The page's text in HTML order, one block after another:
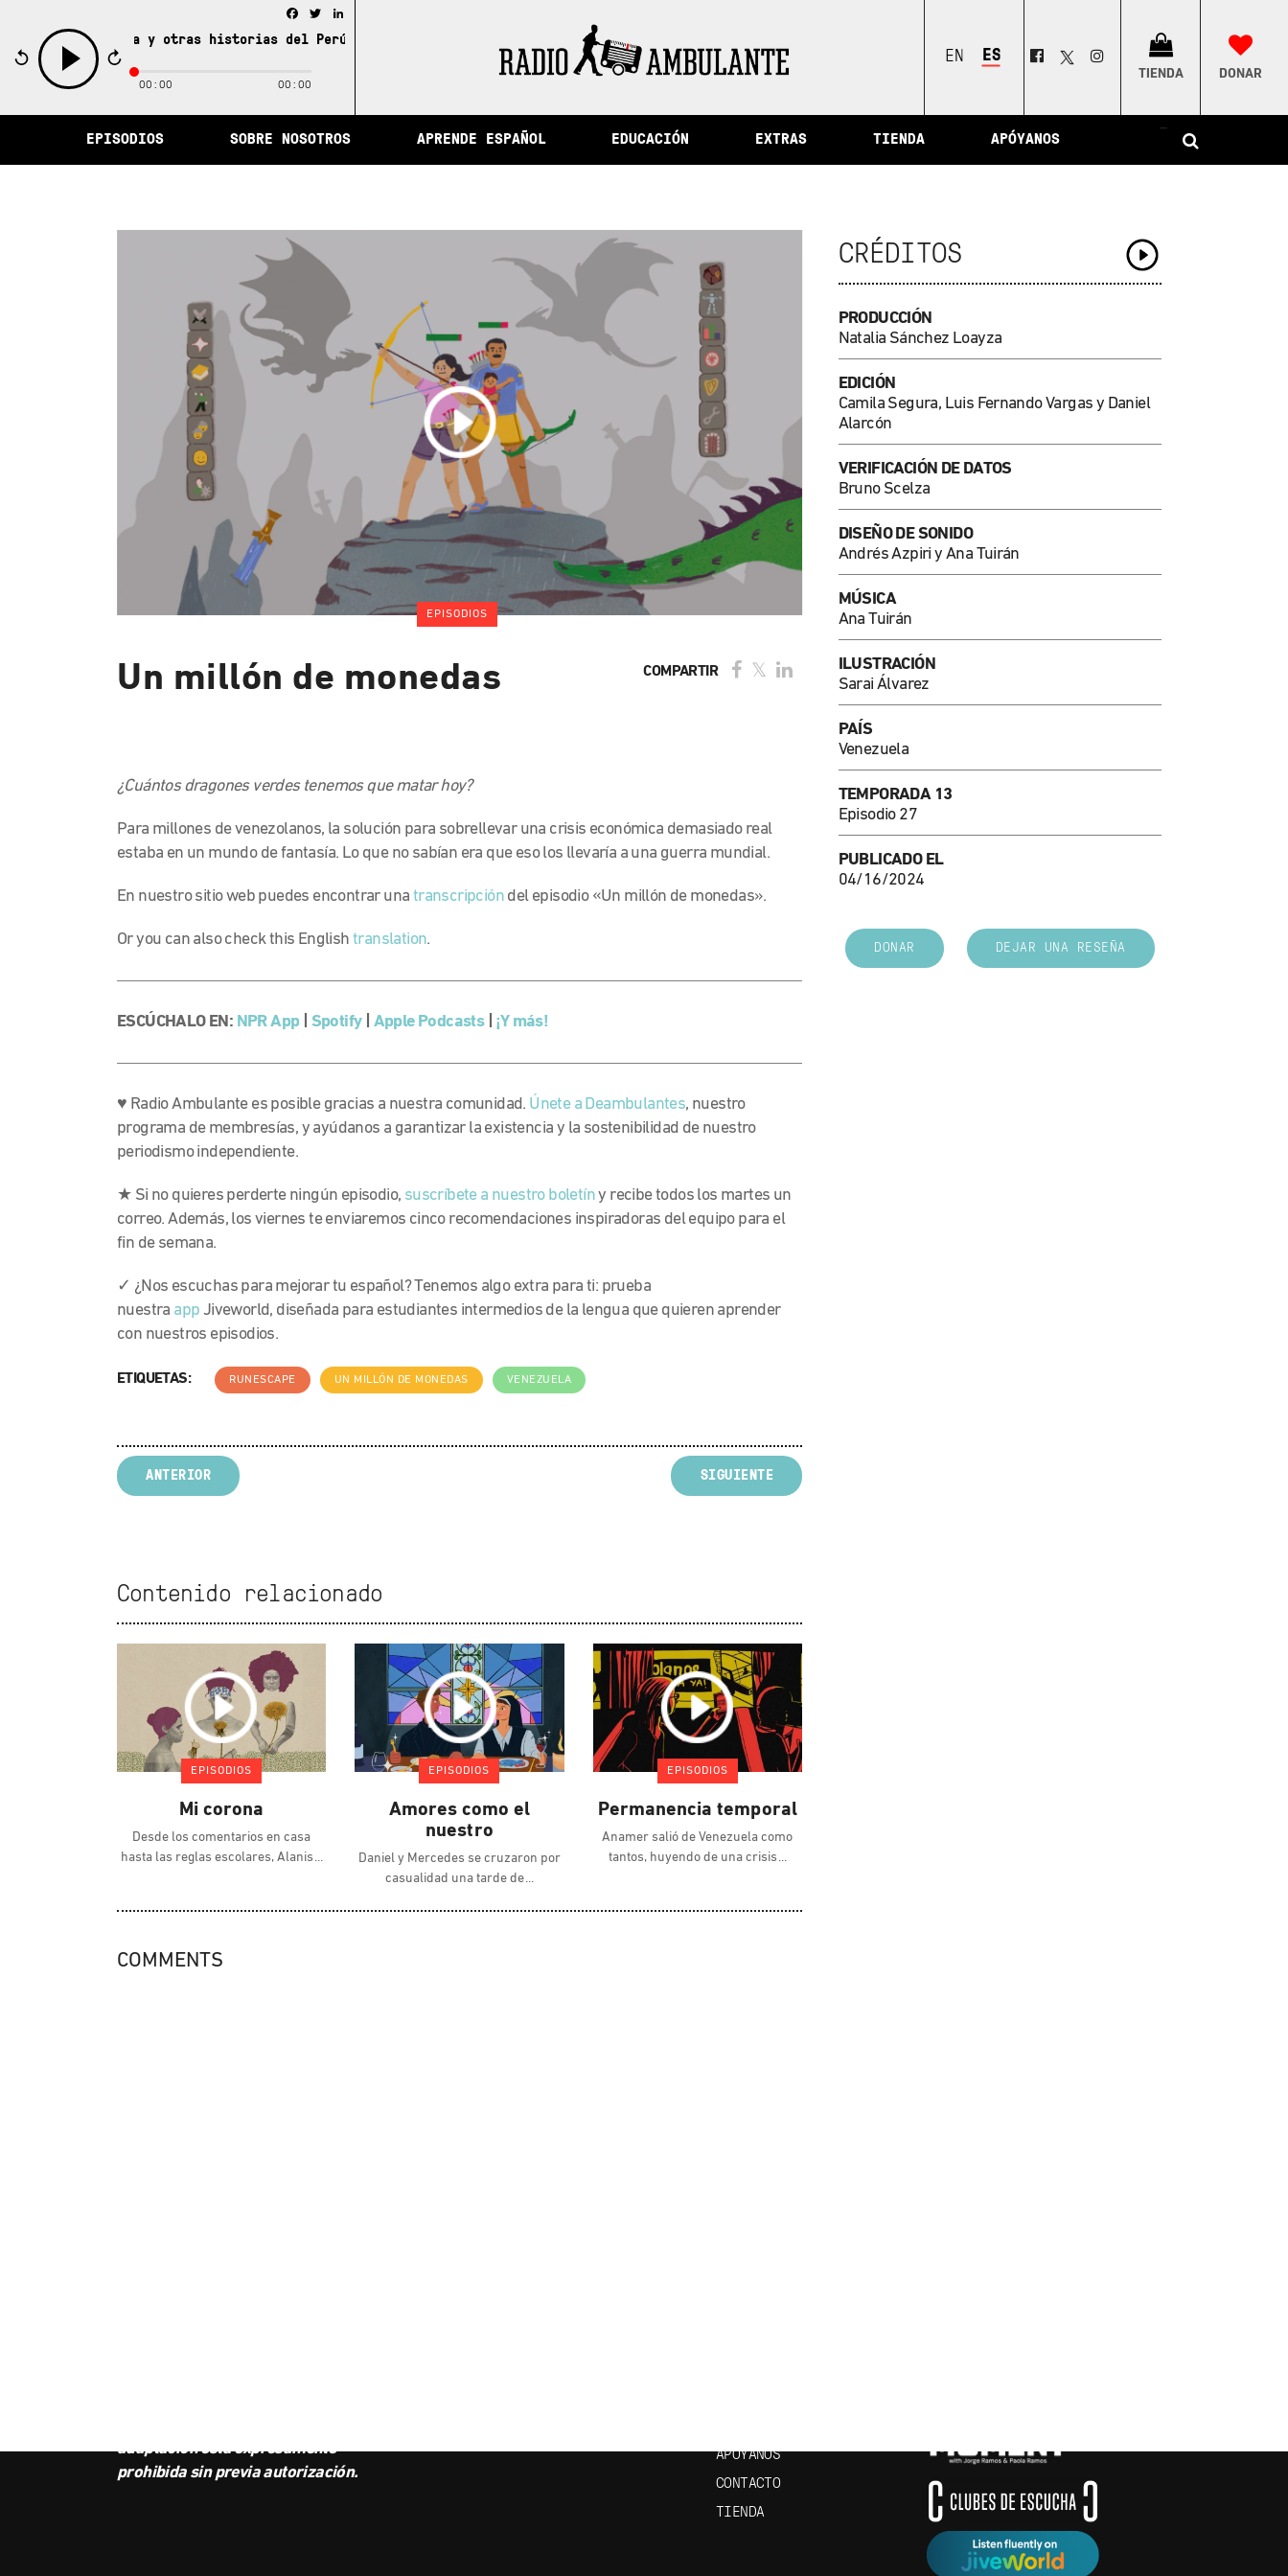
de la memoria y otras historias del Perú /La ciudad de la memoria y otras historias del Perú
play
Facebook
Twitter
00:00 00:00
ENGLISHESPAÑOL
TIENDA DONAR
EPISODIOS SOBRE NOSOTROS APRENDE ESPAÑOL EDUCACIÓN EXTRAS TIENDA APÓYANOS
–
EPISODIOS
Un millón de monedas COMPARTIR
¿Cuántos dragones verdes tenemos que matar hoy?
Para millones de venezolanos, la solución para sobrellevar una crisis económica demasiado real
estaba en un mundo de fantasía. Lo que no sabían era que eso los llevaría a una guerra mundial.
En nuestro sitio web puedes encontrar una transcripción del episodio «Un millón de monedas».
Or you can also check this English translation.
ESCÚCHALO EN: NPR App| Spotify| Apple Podcasts| ¡Y más!
♥ Radio Ambulante es posible gracias a nuestra comunidad. Únete a Deambulantes, nuestro
programa de membresías, y ayúdanos a garantizar la existencia y la sostenibilidad de nuestro
periodismo independiente.
★ Si no quieres perderte ningún episodio, suscríbete a nuestro boletíny recibe todos los martes un
correo. Además, los viernes te enviaremos cinco recomendaciones inspiradoras del equipo para el
fin de semana.
✓ ¿Nos escuchas para mejorar tu español? Tenemos algo extra para ti: prueba
nuestra app Jiveworld, diseñada para estudiantes intermedios de la lengua que quieren aprender
con nuestros episodios.
ETIQUETAS: RUNESCAPE UN MILLÓN DE MONEDAS VENEZUELA
ANTERIOR SIGUIENTE
CRÉDITOS
PRODUCCIÓN
Natalia Sánchez Loayza
EDICIÓN
Camila Segura, Luis Fernando Vargas y Daniel
Alarcón
VERIFICACIÓN DE DATOS
Bruno Scelza
DISEÑO DE SONIDO
Andrés Azpiri y Ana Tuirán
MÚSICA
Ana Tuirán
ILUSTRACIÓN
Sarai Álvarez
PAÍS
Venezuela
TEMPORADA 13
Episodio 27
PUBLICADO EL
04/16/2024
DONAR DEJAR UNA RESEÑA
Contenido relacionado
EPISODIOS
Mi corona
Desde los comentarios en casa
hasta las reglas escolares, Alanis
EPISODIOS
Amores como el
nuestro
Daniel y Mercedes se cruzaron por
casualidad una tarde de
EPISODIOS
Permanencia temporal
Anamer salió de Venezuela como
tantos, huyendo de una crisis
COMMENTS
adaptación está expresamente
prohibida sin previa autorización.
APÓYANOS
CONTACTO
TIENDA